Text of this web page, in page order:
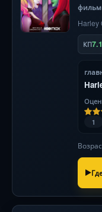
фильм
КП7.1
1